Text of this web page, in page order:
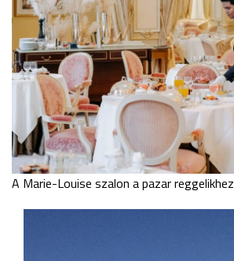
A Marie-Louise szalon a pazar reggelikhez